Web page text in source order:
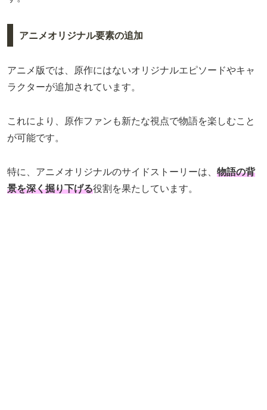
アニメオリジナル要素の追加
アニメ版では、原作にはないオリジナルエピソードやキャ
ラクターが追加されています。
これにより、原作ファンも新たな視点で物語を楽しむこと
が可能です。
特に、アニメオリジナルのサイドストーリーは、 物語の背
景を深く掘り下げる役割を果たしています。